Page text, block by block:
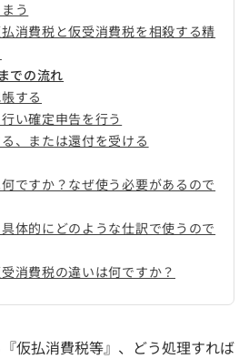
う
消費税と仮受消費税を相殺する精
での流れ
する
い確定申告を行う
、または還付を受ける
ですか？なぜ使う必要があるので
体的にどのような仕訳で使うので
消費税の違いは何ですか？
『仮払消費税等』、どう処理すれば